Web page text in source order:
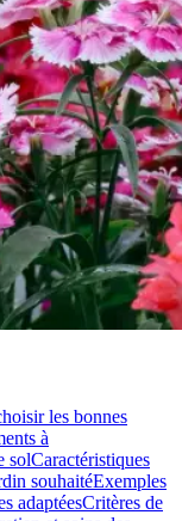
les bonnes
à
solCaractéristiques
souhaitéExemples
adaptéesCritères de